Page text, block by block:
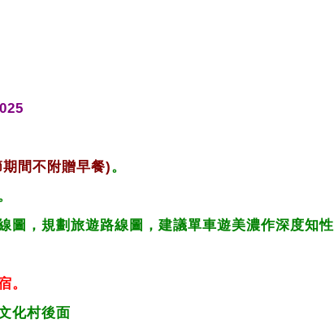
間不附贈早餐) 。
圖，規劃旅遊路線圖，建議單車遊美濃作深度知性
。
化村後面